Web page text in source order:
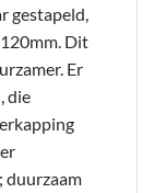
gestapeld,
Dit
Er
die
duurzaam